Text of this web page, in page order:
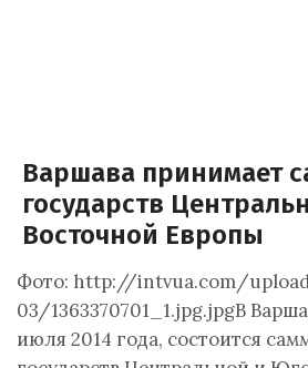
Варшава принимает
государств
Восточной Европы
Фото: http://intvua.com/
03/1363370701_1.jpg.jpgВ
июля 2014 года, состоится